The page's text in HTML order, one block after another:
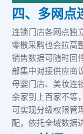
四、多网点
连锁门店各网点独
零散采购也会拉高
销售数据可随时回
部集中对接供应商
母婴门店、美妆连
余家到上百家不等
可实现分级权限管
配，依托全域数据